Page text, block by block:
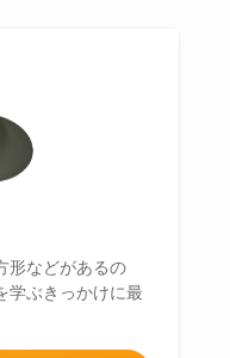
形などがあるの
学ぶきっかけに最